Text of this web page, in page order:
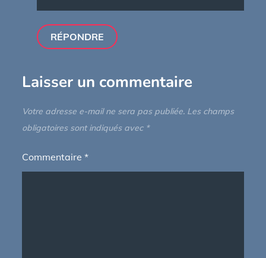
RÉPONDRE
Laisser un commentaire
Votre adresse e-mail ne sera pas publiée. Les champs
obligatoires sont indiqués avec *
Commentaire*